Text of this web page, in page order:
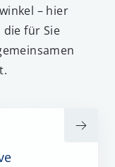
– hier
für Sie